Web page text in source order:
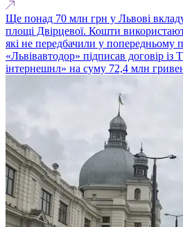
Ще понад 70 млн грн у Львові
площі Двірцевої. Кошти
які не передбачили у попередньому
«Львівавтодор» підписав договір
інтернешнл» на суму 72,4 млн